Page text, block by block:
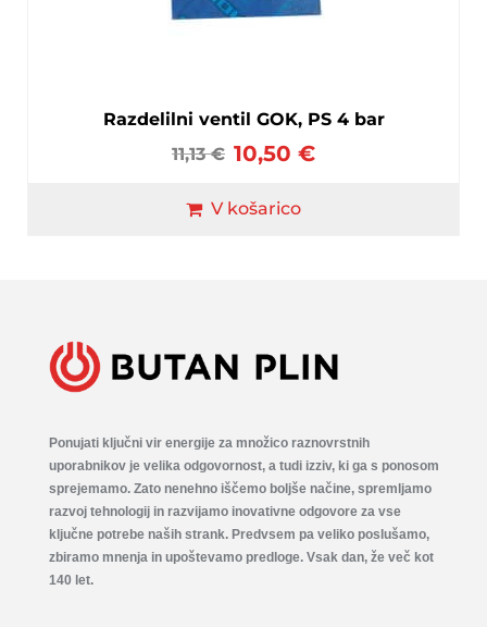
Razdelilni ventil GOK, PS 4 bar
11,13€ 10,50 €
V košarico
Ponujati ključni vir energije za množico raznovrstnih
uporabnikov je velika odgovornost, a tudi izziv, ki ga s ponosom
sprejemamo. Zato nenehno iščemo boljše načine, spremljamo
razvoj tehnologij in razvijamo inovativne odgovore za vse
ključne potrebe naših strank. Predvsem pa veliko poslušamo,
zbiramo mnenja in upoštevamo predloge. Vsak dan, že več kot
140 let.